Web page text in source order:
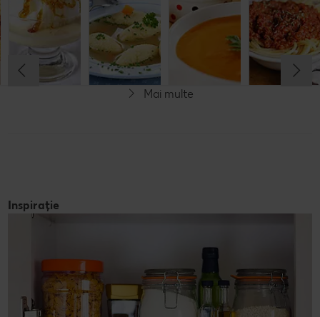
cașcaval
Cel mult 60 minute
Rafinat
Cel mult 60 minute
Rafinat
cu găluşte
Cel mult 60 minute
Simplu
Mai multe
Inspirație